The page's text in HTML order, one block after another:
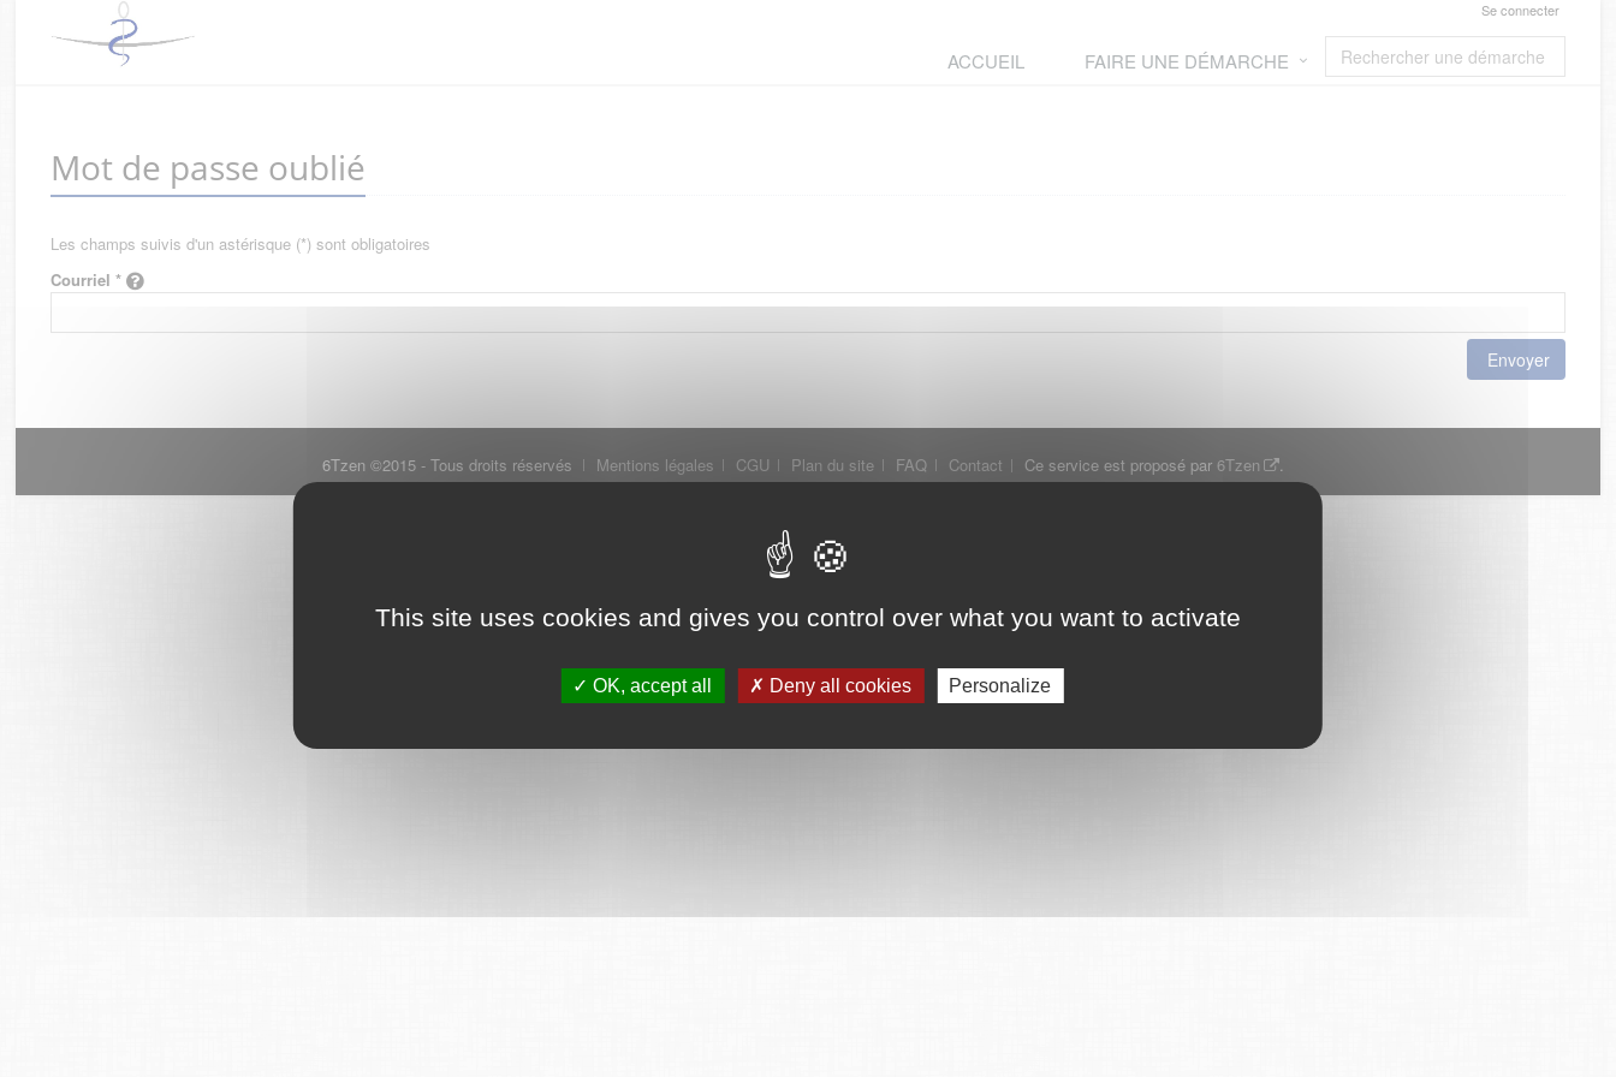
This site uses cookies and gives you control over what you want to activate
OK, accept all Deny all cookies Personalize
Se connecter
ACCUEIL FAIRE UNE DÉMARCHE
Mot de passe oublié
Les champs suivis d'un astérisque (*) sont obligatoires
Courriel *
Envoyer
6Tzen ©2015 - Tous droits réservés Mentions légales CGU Plan du site FAQ Contact Ce service est proposé par 6Tzen .